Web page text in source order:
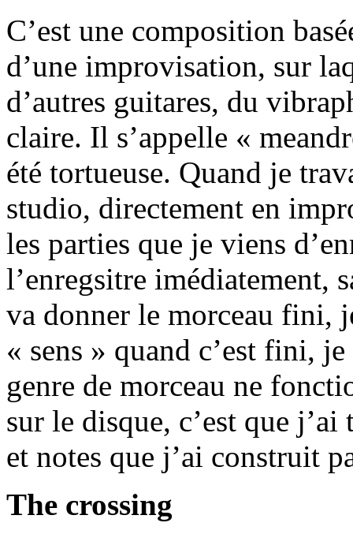
C’est une composition
d’une improvisation, sur
d’autres guitares, du
claire. Il s’appelle «
été tortueuse. Quand je
studio, directement en
les parties que je viens
l’enregsitre imédiatement,
va donner le morceau fini,
« sens » quand c’est fini,
genre de morceau ne
sur le disque, c’est que
et notes que j’ai construit
The crossing